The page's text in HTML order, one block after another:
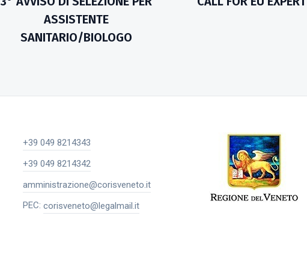
ASSISTENTE
SANITARIO/BIOLOGO
+39 049 8214343
+39 049 8214342
amministrazione@corisveneto.it
PEC: corisveneto@legalmail.it